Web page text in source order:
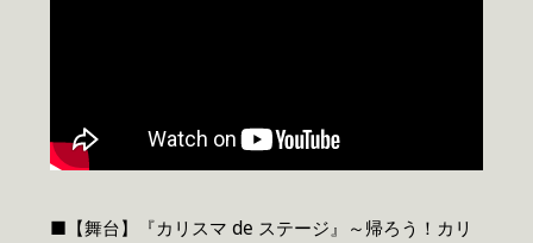
■【舞台】『カリスマ de ステージ』～帰ろう！カリ